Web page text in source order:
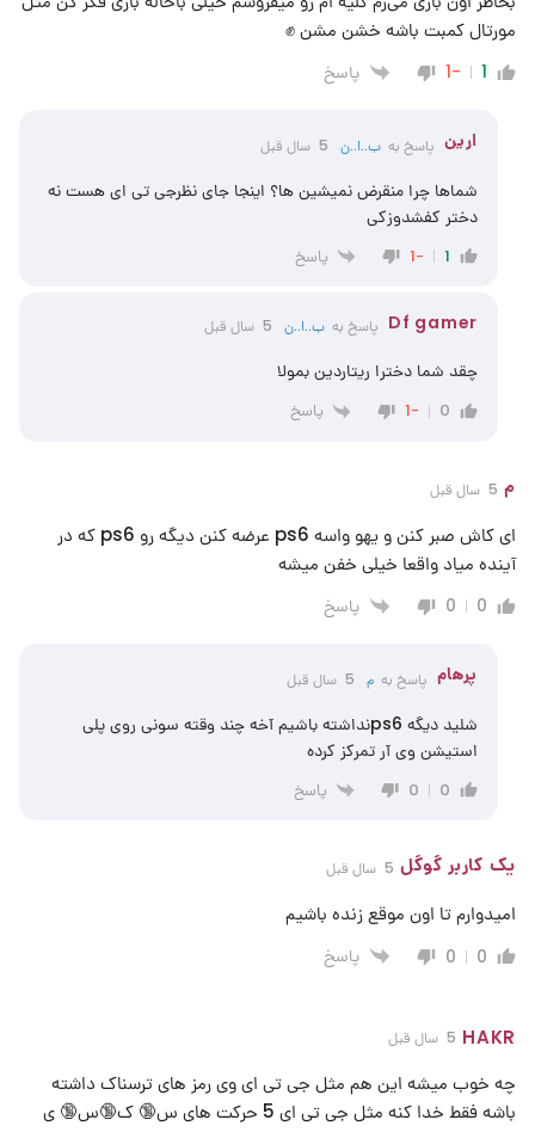
مورتال کمبت باشه خشن مشن ✊
1
-1 پاسخ
ارین پاسخ به ب..ا..ن 5 سال قبل
شماها چرا منقرض نمیشین ها؟ اینجا جای نظرجی تی ای هست نه
دختر کفشدوزکی
1
-1 پاسخ
Df gamer پاسخ به ب..ا..ن 5 سال قبل
چقد شما دخترا ریتاردین بمولا
0
-1 پاسخ
م 5 سال قبل
ای کاش صبر کنن و یهو واسه ps6 عرضه کنن دیگه رو ps6 که در
آینده میاد واقعا خیلی خفن میشه
0
0 پاسخ
پرهام پاسخ بهم 5 سال قبل
شلید دیگه ps6نداشته باشیم آخه چند‌ وقته سونی روی پلی
استیشن وی آر تمرکز کرده
0
0 پاسخ
یک کاربر گوگل 5 سال قبل
امیدوارم تا اون موقع زنده باشیم
0
0 پاسخ
HAKR 5 سال قبل
چه خوب میشه این هم مثل جی تی ای وی رمز های ترسناک داشته
باشه فقط خدا کنه مثل جی تی ای 5 حرکت های س🔞 ک🔞س🔞 ی